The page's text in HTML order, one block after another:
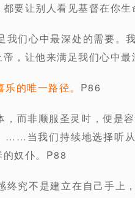
要让别人看见基督在你
我们心中最深处的需要。
，让他来满足我们心中
的唯一路径。 P86
而非顺服圣灵时，便是
……当我们持续地选择听
奴仆。P88
终究不是建立在自己手上